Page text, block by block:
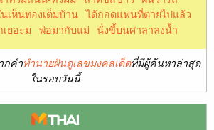
เห็นทองเต็มบ้าน ได้กอดแฟนที่ตายไปแล้ว
ยอะม พ่อมากับแม่ นั่งขี้บนศาลาลงน้ำ
กคำทำนายฝันดูเลขมงคลเด็ดที่มีผู้ค้นหาล่าสุด
ในรอบวันนี้